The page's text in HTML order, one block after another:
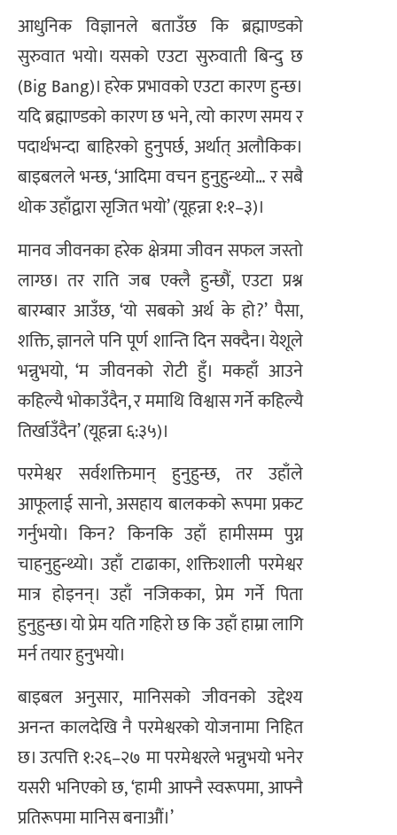
आधुनिक विज्ञानले बताउँछ कि ब्रह्माण्डको
सुरुवात भयो। यसको एउटा सुरुवाती बिन्दु छ
(Big Bang)। हरेक प्रभावको एउटा कारण हुन्छ।
यदि ब्रह्माण्डको कारण छ भने, त्यो कारण समय र
पदार्थभन्दा बाहिरको हुनुपर्छ, अर्थात् अलौकिक।
बाइबलले भन्छ, ‘आदिमा वचन हुनुहुन्थ्यो… र सबै
थोक उहाँद्वारा सृजित भयो’ (यूहन्ना १:१–३)।
मानव जीवनका हरेक क्षेत्रमा जीवन सफल जस्तो
लाग्छ। तर राति जब एक्लै हुन्छौं, एउटा प्रश्न
बारम्बार आउँछ, ‘यो सबको अर्थ के हो?’ पैसा,
शक्ति, ज्ञानले पनि पूर्ण शान्ति दिन सक्दैन। येशूले
भन्नुभयो, ‘म जीवनको रोटी हुँ। मकहाँ आउने
कहिल्यै भोकाउँदैन, र ममाथि विश्वास गर्ने कहिल्यै
तिर्खाउँदैन’ (यूहन्ना ६:३५)।
परमेश्वर सर्वशक्तिमान् हुनुहुन्छ, तर उहाँले
आफूलाई सानो, असहाय बालकको रूपमा प्रकट
गर्नुभयो। किन? किनकि उहाँ हामीसम्म पुग्न
चाहनुहुन्थ्यो। उहाँ टाढाका, शक्तिशाली परमेश्वर
मात्र होइनन्। उहाँ नजिकका, प्रेम गर्ने पिता
हुनुहुन्छ। यो प्रेम यति गहिरो छ कि उहाँ हाम्रा लागि
मर्न तयार हुनुभयो।
बाइबल अनुसार, मानिसको जीवनको उद्देश्य
अनन्त कालदेखि नै परमेश्वरको योजनामा निहित
छ। उत्पत्ति १:२६–२७ मा परमेश्वरले भन्नुभयो भनेर
यसरी भनिएको छ, ‘हामी आफ्नै स्वरूपमा, आफ्नै
प्रतिरूपमा मानिस बनाऔं।’